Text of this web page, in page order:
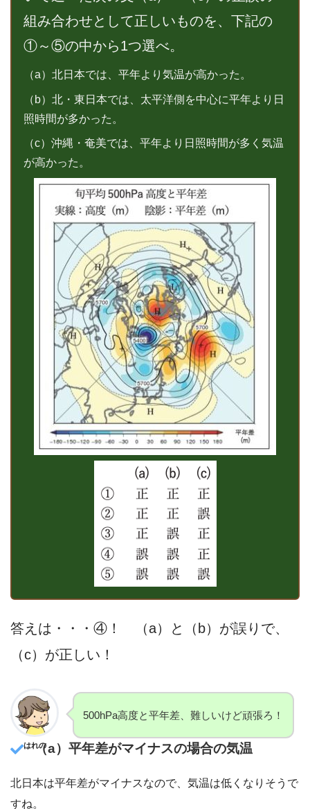
組み合わせとして正しいものを、下記の
①～⑤の中から1つ選べ。
（a）北日本では、平年より気温が高かった。
（b）北・東日本では、太平洋側を中心に平年より日
照時間が多かった。
（c）沖縄・奄美では、平年より日照時間が多く気温
が高かった。
答えは・・・④！ （a）と（b）が誤りで、
（c）が正しい！
はれの
500hPa高度と平年差、難しいけど頑張ろ！
（a）平年差がマイナスの場合の気温
北日本は平年差がマイナスなので、気温は低くなりそうで
すね。